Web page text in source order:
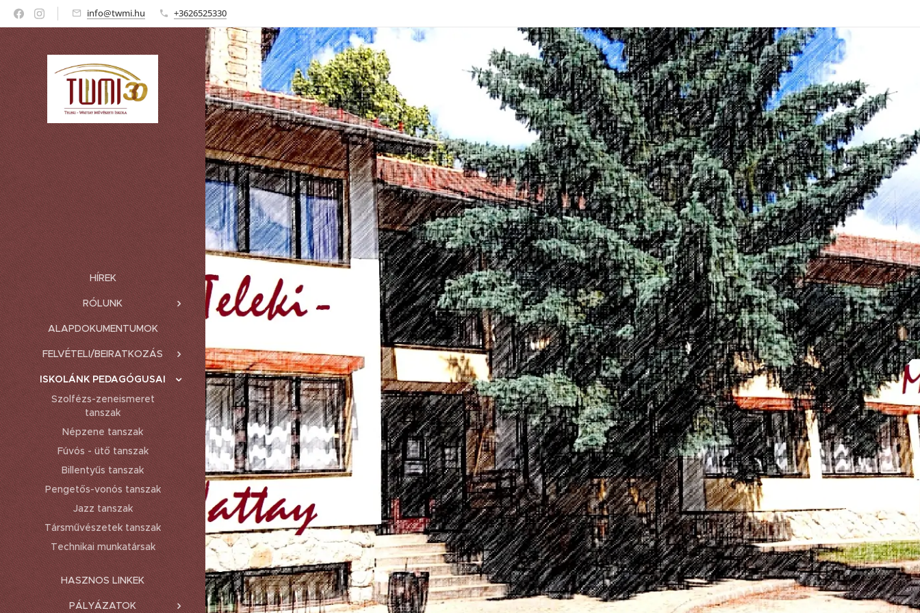
info@twmi.hu +3626525330
HÍREK
RÓLUNK
ALAPDOKUMENTUMOK
FELVÉTELI/BEIRATKOZÁS
ISKOLÁNK PEDAGÓGUSAI
Szolfézs-zeneismeret
tanszak
Népzene tanszak
Fúvós - ütő tanszak
Billentyűs tanszak
Pengetős-vonós tanszak
Jazz tanszak
Társművészetek tanszak
Technikai munkatársak
HASZNOS LINKEK
PÁLYÁZATOK